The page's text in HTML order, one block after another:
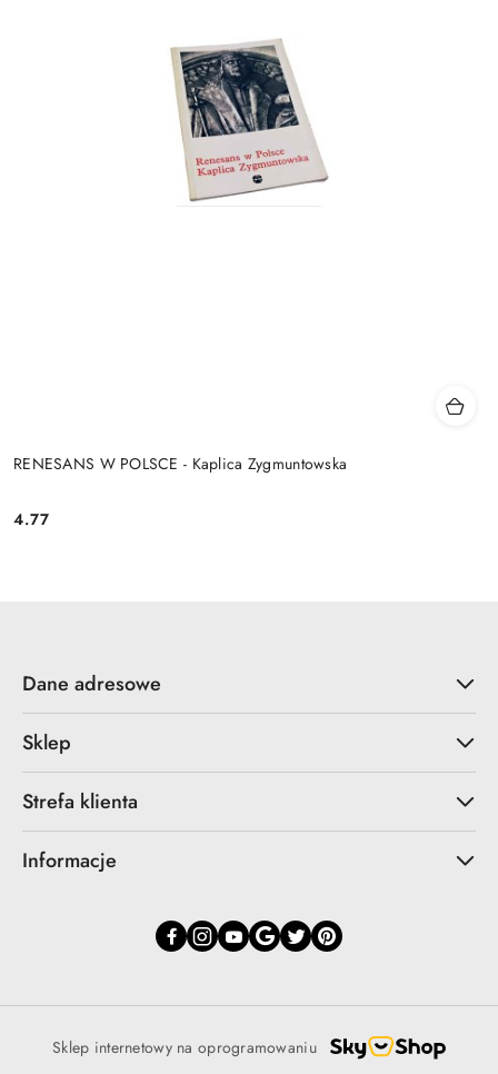
RENESANS W POLSCE - Kaplica Zygmuntowska
Cena:
4.77
Dane adresowe
Sklep
Strefa klienta
Informacje
Sklep internetowy na oprogramowaniu